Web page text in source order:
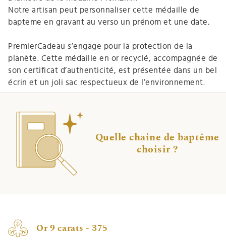
Notre artisan peut personnaliser cette médaille de
bapteme en gravant au verso un prénom et une date.
PremierCadeau s’engage pour la protection de la
planète. Cette médaille en or recyclé, accompagnée de
son certificat d’authenticité, est présentée dans un bel
écrin et un joli sac respectueux de l’environnement.
Quelle chaine de baptême
choisir ?
Or 9 carats - 375